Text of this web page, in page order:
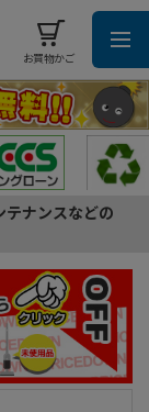
お買物かご
テナンスなどの